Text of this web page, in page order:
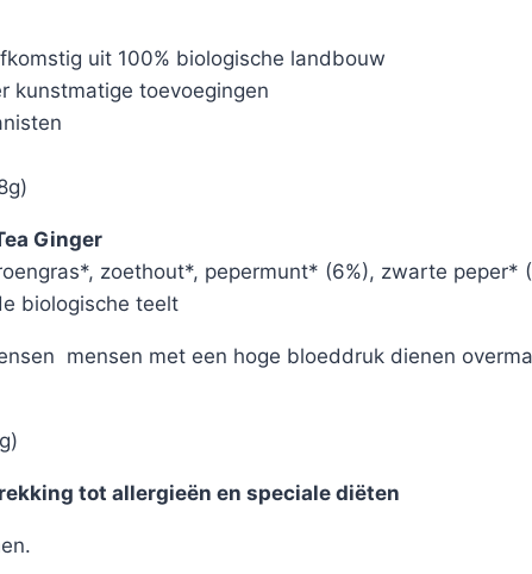
uit 100% biologische landbouw
kunstmatige toevoegingen
Ginger
zoethout*, pepermunt* (6%), zwarte peper*
biologische teelt
mensen met een hoge bloeddruk dienen
tot allergieën en speciale diëten